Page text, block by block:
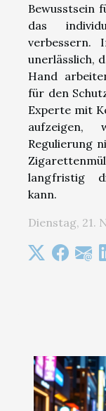
Bewusstsein
das
verbessern.
unerlässlich,
Hand
für den
Experte mit
aufzeigen,
Regulierung
langfristig
kann.
Dienstag, 21.